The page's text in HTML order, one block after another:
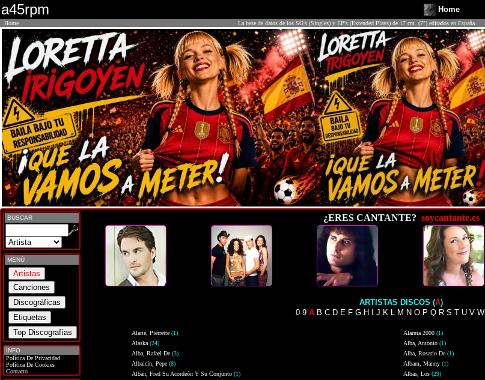
a45rpm Home
Home La base de datos de los SG's (Singles) y EP's (Extended Plays) de 17 cm. (7") editados en España.
BUSCAR
MENÚ
INFO
Política De Privacidad
Política De Cookies
Contacto
¿ERES CANTANTE? soycantante.es
ARTISTAS DISCOS (A)
0-9 A B C D E F G H J K L M N O P Q R S T U V W
Alarie, Pierrette (1) Alarma 2000 (1)
Alaska (24) Alba, Antonio (1)
Alba, Rafael De (3) Alba, Rosario De (1)
Albaicín, Pepe (8) Albam, Manny (1)
Alban, Fred Su Acordeón Y Su Conjunto (1) Albas, Los (29)